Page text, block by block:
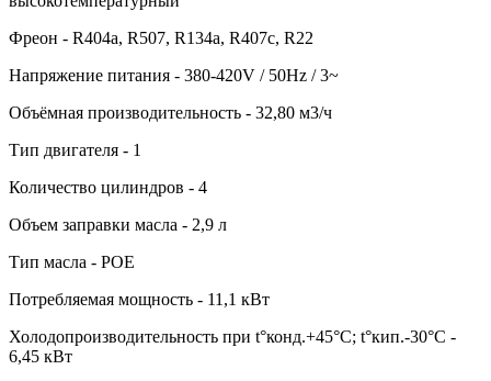
Фреон - R404a, R507, R134a, R407c, R22
Напряжение питания - 380-420V / 50Hz / 3~
Объёмная производительность - 32,80 м3/ч
Тип двигателя - 1
Количество цилиндров - 4
Объем заправки масла - 2,9 л
Тип масла - POE
Потребляемая мощность - 11,1 кВт
Холодопроизводительность при t°конд.+45°С; t°кип.-30°С -
6,45 кВт